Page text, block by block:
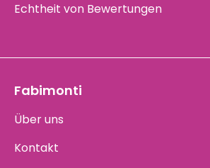
Echtheit von Bewertungen
Fabimonti
Über uns
Kontakt